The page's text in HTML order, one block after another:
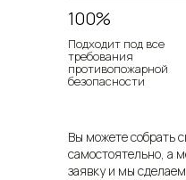
100%
Подходит под все
требования
противопожарной
безопасности
Вы можете собрать
самостоятельно, а
заявку и мы